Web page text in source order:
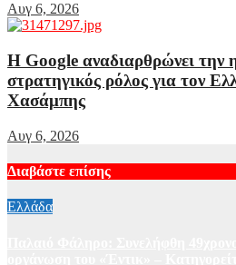
Αυγ 6, 2026
Η Google αναδιαρθρώνει την
στρατηγικός ρόλος για τον
Χασάμπης
Αυγ 6, 2026
Διαβάστε επίσης
Ελλάδα